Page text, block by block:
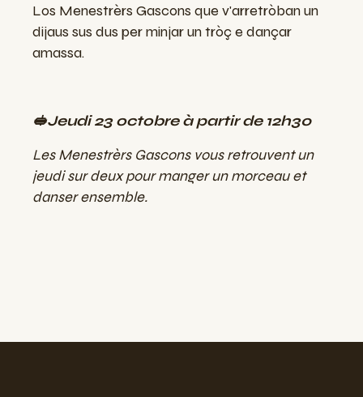
Los Menestrèrs Gascons que v'arretròban un
dijaus sus dus per minjar un tròç e dançar
amassa.
🥪Jeudi 23 octobre à partir de 12h30
Les Menestrèrs Gascons vous retrouvent un
jeudi sur deux pour manger un morceau et
danser ensemble.